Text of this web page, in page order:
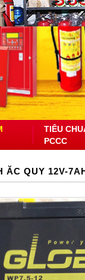
TIÊU
PCCC
ĂC QUY 12V-